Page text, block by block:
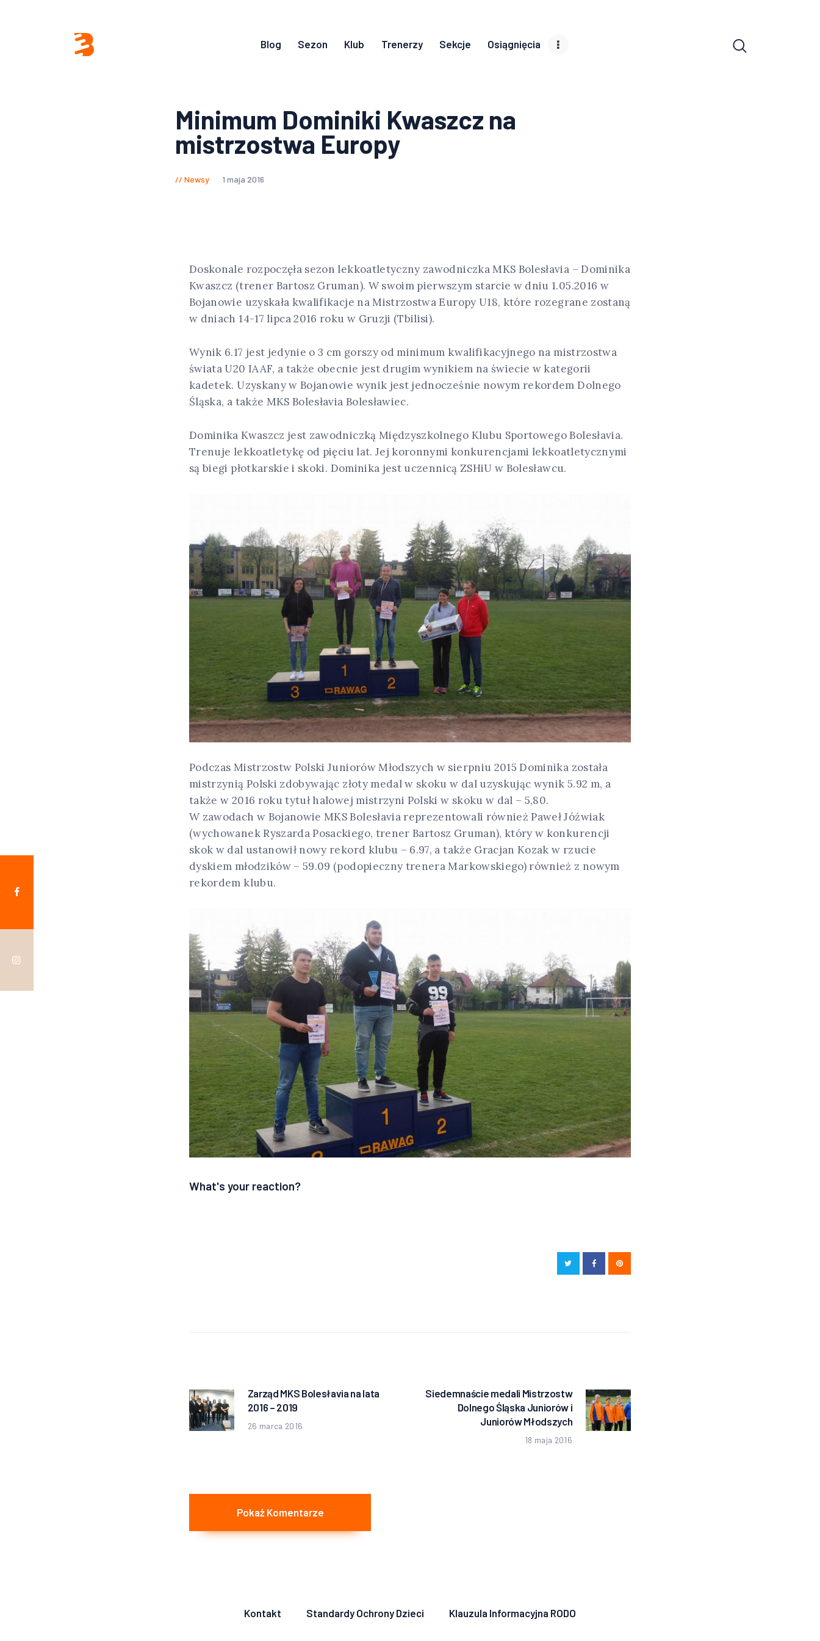
Blog Sezon Klub Trenerzy Sekcje Osiągnięcia
Minimum Dominiki Kwaszcz na
mistrzostwa Europy
Newsy 1 maja 2016
Doskonale rozpoczęła sezon lekkoatletyczny zawodniczka MKS Bolesłavia – Dominika
Kwaszcz (trener Bartosz Gruman). W swoim pierwszym starcie w dniu 1.05.2016 w
Bojanowie uzyskała kwalifikacje na Mistrzostwa Europy U18, które rozegrane zostaną
w dniach 14-17 lipca 2016 roku w Gruzji (Tbilisi).
Wynik 6.17 jest jedynie o 3 cm gorszy od minimum kwalifikacyjnego na mistrzostwa
świata U20 IAAF, a także obecnie jest drugim wynikiem na świecie w kategorii
kadetek. Uzyskany w Bojanowie wynik jest jednocześnie nowym rekordem Dolnego
Śląska, a także MKS Bolesłavia Bolesławiec.
Dominika Kwaszcz jest zawodniczką Międzyszkolnego Klubu Sportowego Bolesłavia.
Trenuje lekkoatletykę od pięciu lat. Jej koronnymi konkurencjami lekkoatletycznymi
są biegi płotkarskie i skoki. Dominika jest uczennicą ZSHiU w Bolesławcu.
Podczas Mistrzostw Polski Juniorów Młodszych w sierpniu 2015 Dominika została
mistrzynią Polski zdobywając złoty medal w skoku w dal uzyskując wynik 5.92 m, a
także w 2016 roku tytuł halowej mistrzyni Polski w skoku w dal – 5,80.
W zawodach w Bojanowie MKS Bolesłavia reprezentowali również Paweł Jóźwiak
(wychowanek Ryszarda Posackiego, trener Bartosz Gruman), który w konkurencji
skok w dal ustanowił nowy rekord klubu – 6.97, a także Gracjan Kozak w rzucie
dyskiem młodzików – 59.09 (podopieczny trenera Markowskiego) również z nowym
rekordem klubu.
What's your reaction?
Poprzedni
wpis:
Zarząd MKS Bolesłavia na lata
2016 – 2019
26 marca 2016
Następny
wpis:
Siedemnaście medali Mistrzostw
Dolnego Śląska Juniorów i
Juniorów Młodszych
18 maja 2016
Pokaż Komentarze
Kontakt Standardy Ochrony Dzieci Klauzula Informacyjna RODO